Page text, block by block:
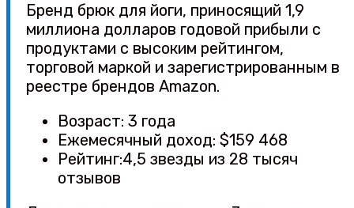
Бренд брюк для йоги, приносящий 1,9
миллиона долларов годовой прибыли с
продуктами с высоким рейтингом,
торговой маркой и зарегистрированным в
реестре брендов Amazon.
Возраст: 3 года
Ежемесячный доход: $159 468
Рейтинг:4,5 звезды из 28 тысяч
отзывов